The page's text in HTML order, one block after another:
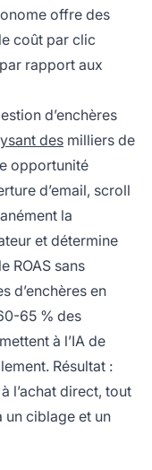
offre des
coût par clic
rapport aux
d’enchères
des milliers de
opportunité
d’email, scroll
la
et détermine
ROAS sans
d’enchères en
65 % des
à l’IA de
Résultat :
l’achat direct, tout
un ciblage et un